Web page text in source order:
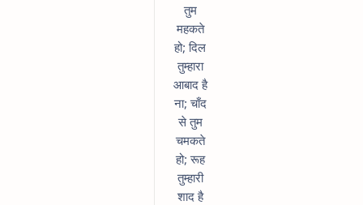
तुम
महकते
हो; दिल
तुम्हारा
आबाद है
ना; चाँद
से तुम
चमकते
हो; रूह
तुम्हारी
शाद है